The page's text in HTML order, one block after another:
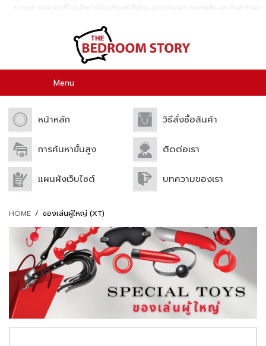
ขายถุงยางอนามัย ที่ใหญ่ที่สุดในไทย พร้อมส่งถึงบ้าน ถุงยางอนามัย เจลหล่อลื่น เเละ สินค้าคุณภา
Menu
หน้าหลัก วิธีสั่งซื้อสินค้า
การค้นหาขั้นสูง ติดต่อเรา
แผนผังเว็บไซต์ บทความของเรา
HOME / ของเล่นผู้ใหญ่ (XT)